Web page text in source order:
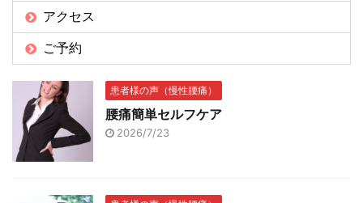
アクセス
ご予約
患者様の声（慢性腰痛）
腰痛簡単セルフケア
2026/7/23